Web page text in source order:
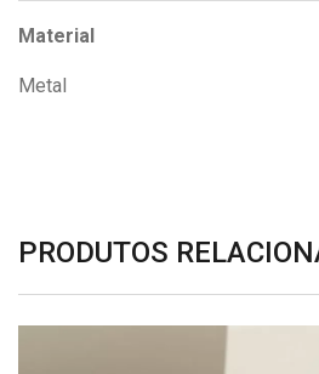
Material
Metal
PRODUTOS